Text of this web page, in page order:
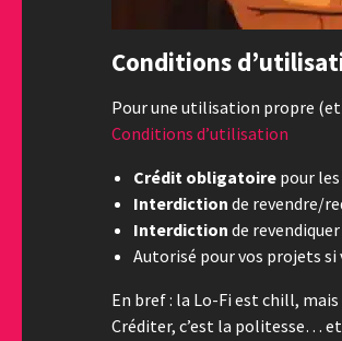
Conditions
Pour une utilisation propre (et
Conditions d’utilisation
Crédit obligatoire pour
Interdiction de revendre/
Interdiction de
Autorisé pour vos projets si
En bref : la Lo-Fi est chill,
Créditer, c’est la politesse…